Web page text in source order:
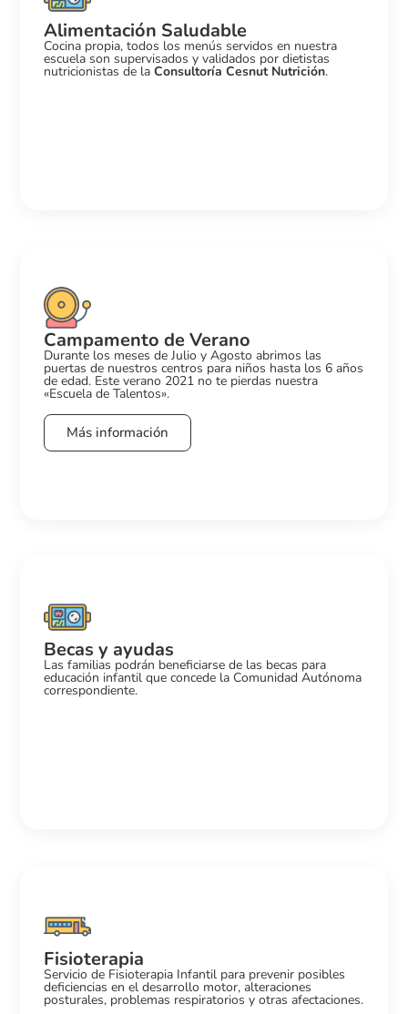
Alimentación Saludable
Cocina propia, todos los menús servidos en nuestra
escuela son supervisados y validados por dietistas
nutricionistas de laConsultoría Cesnut Nutrición.
Campamento de Verano
Durante los meses de Julio y Agosto abrimos las
puertas de nuestros centros para niños hasta los 6 años
de edad. Este verano 2021 no te pierdas nuestra
«Escuela de Talentos».
Más información
Becas y ayudas
Las familias podrán beneficiarse de las becas para
educación infantil que concede la Comunidad Autónoma
correspondiente.
Fisioterapia
Servicio de Fisioterapia Infantil para prevenir posibles
deficiencias en el desarrollo motor, alteraciones
posturales, problemas respiratorios y otras afectaciones.